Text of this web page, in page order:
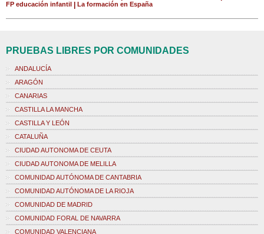
FP educación infantil La formación en España
PRUEBAS LIBRES POR COMUNIDADES
ANDALUCÍA
ARAGÓN
CANARIAS
CASTILLA LA MANCHA
CASTILLA Y LEÓN
CATALUÑA
CIUDAD AUTONOMA DE CEUTA
CIUDAD AUTONOMA DE MELILLA
COMUNIDAD AUTÓNOMA DE CANTABRIA
COMUNIDAD AUTÓNOMA DE LA RIOJA
COMUNIDAD DE MADRID
COMUNIDAD FORAL DE NAVARRA
COMUNIDAD VALENCIANA